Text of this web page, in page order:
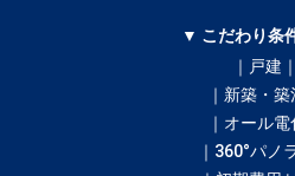
▼ こだわり条
｜戸建｜
｜新築・築
｜オール電
｜360°パノ